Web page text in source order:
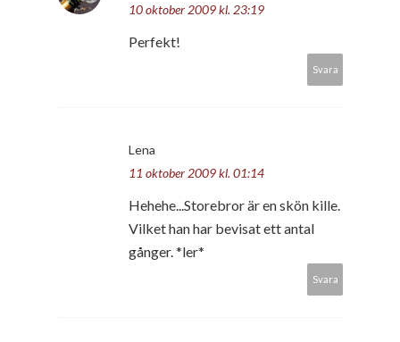
10 oktober 2009 kl. 23:19
Perfekt!
Svara
Lena
11 oktober 2009 kl. 01:14
Hehehe...Storebror är en skön kille.
Vilket han har bevisat ett antal
gånger. *ler*
Svara